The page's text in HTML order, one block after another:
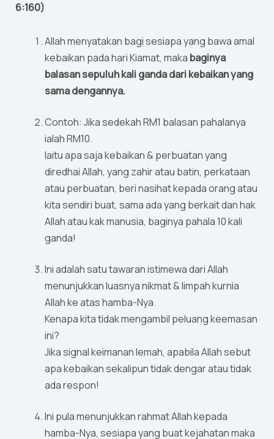
6:160)
Allah menyatakan bagi sesiapa yang bawa amal
kebaikan pada hari Kiamat, maka baginya
balasan sepuluh kali ganda dari kebaikan yang
sama dengannya.
Contoh: Jika sedekah RM1 balasan pahalanya
ialah RM10.
Iaitu apa saja kebaikan & perbuatan yang
diredhai Allah, yang zahir atau batin, perkataan
atau perbuatan, beri nasihat kepada orang atau
kita sendiri buat, sama ada yang berkait dan hak
Allah atau kak manusia, baginya pahala 10 kali
ganda!
Ini adalah satu tawaran istimewa dari Allah
menunjukkan luasnya nikmat & limpah kurnia
Allah ke atas hamba-Nya.
Kenapa kita tidak mengambil peluang keemasan
ini?
Jika signal keimanan lemah, apabila Allah sebut
apa kebaikan sekalipun tidak dengar atau tidak
ada respon!
Ini pula menunjukkan rahmat Allah kepada
hamba-Nya, sesiapa yang buat kejahatan maka